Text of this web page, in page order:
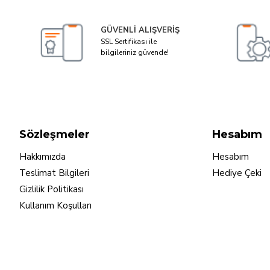
GÜVENLI ALIŞVERIŞ
SSL Sertifikası ile
bilgileriniz güvende!
Sözleşmeler
Hakkımızda
Teslimat Bilgileri
Gizlilik Politikası
Kullanım Koşulları
Hesabım
Hesabım
Hediye Çeki